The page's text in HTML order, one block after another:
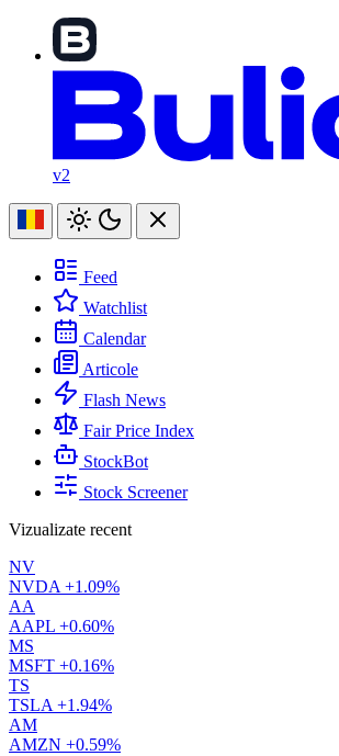
v2
Feed
Watchlist
Calendar
Articole
Flash News
Fair Price Index
StockBot
Stock Screener
Vizualizate recent
NV
NVDA +1.09%
AA
AAPL +0.60%
MS
MSFT +0.16%
TS
TSLA +1.94%
AM
AMZN +0.59%